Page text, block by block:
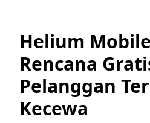
Helium
Rencana
Pelanggan
Kecewa